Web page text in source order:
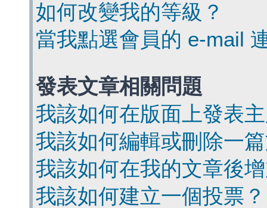
如何改變我的等級？
當我點選會員的 e-mail
發表文章相關問題
我該如何在版面上發表
我該如何編輯或刪除一
我該如何在我的文章後
我該如何建立一個投票？